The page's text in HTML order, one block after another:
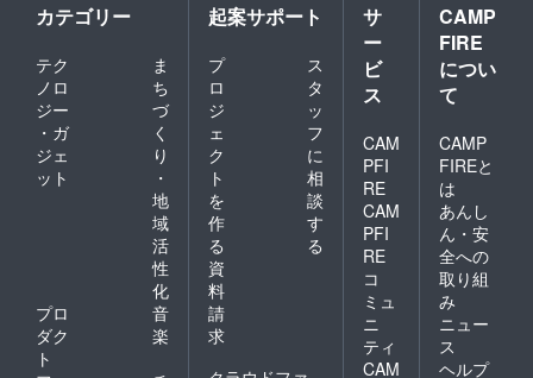
カテゴリー
テク
ノロ
ジー
・ガ
ジェ
ット
ま
ち
づ
く
り
・
地
域
活
性
化
プロ
ダク
ト
音
楽
起案サポート
プ
ロ
ジ
ェ
ク
ト
を
作
る
ス
タ
ッ
フ
に
相
談
す
る
資
料
請
求
サ
ー
ビ
ス
CAM
PFI
RE
CAM
PFI
RE
コ
ミュ
ニ
ティ
CAM
CAMP
FIRE
につい
て
CAMP
FIREと
は
あんし
ん・安
全への
取り組
み
ニュー
ス
ヘルプ